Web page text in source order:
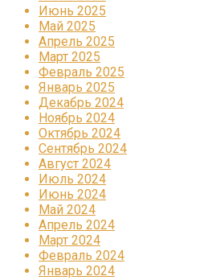
Июнь 2025
Май 2025
Апрель 2025
Март 2025
Февраль 2025
Январь 2025
Декабрь 2024
Ноябрь 2024
Октябрь 2024
Сентябрь 2024
Август 2024
Июль 2024
Июнь 2024
Май 2024
Апрель 2024
Март 2024
Февраль 2024
Январь 2024